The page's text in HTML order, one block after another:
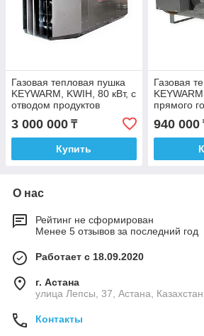
Газовая тепловая пушка
KEYWARM, KWIH, 80 кВт, с
отводом продуктов
сгорания наружу.
3 000 000 ₸
Купить
Газовая
прямого
940 000
О нас
Рейтинг не сформирован
Менее 5 отзывов за последний год
Работает с 18.09.2020
г. Астана
улица Лепсы, 37, Астана, Казахстан
Контакты